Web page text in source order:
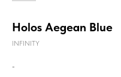
Holos Aegean Blue
INFINITY
-